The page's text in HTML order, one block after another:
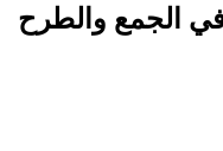
في الجمع والطرح